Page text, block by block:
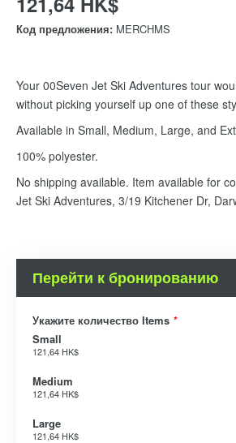
Код предложения: MERCHMS
Your 00Seven Jet Ski Adventures tour
without picking yourself up one of these
Available in Small, Medium, Large, and
100% polyester.
No shipping available. Item available for
Jet Ski Adventures, 3/19 Kitchener Dr,
Перейти к бронированию
Укажите количество Items *
Small
121,64 HK$
Medium
121,64 HK$
Large
121,64 HK$